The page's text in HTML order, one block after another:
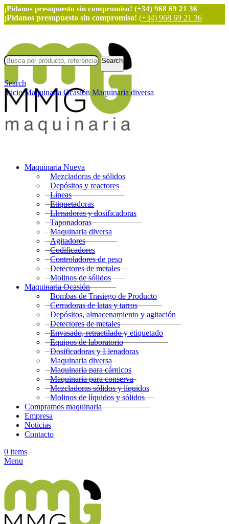
¡Pídanos presupuesto sin compromiso! (+34) 968 69 21 36
¡Pídanos presupuesto sin compromiso! (+34) 968 69 21 36
Maquinaria Nueva
Mezcladoras de sólidos
Depósitos y reactores
Líneas
Etiquetadoras
Llenadoras y dosificadoras
Taponadoras
Maquinaria diversa
Agitadores
Codificadores
Controladores de peso
Detectores de metales
Molinos de sólidos
Maquinaria Ocasión
Bombas de Trasiego de Producto
Cerradoras de latas y tarros
Depósitos, almacenamiento y agitación
Detectores de metales
Envasado, retractilado y etiquetado
Equipos de laboratorio
Dosificadoras y Llenadoras
Maquinaria diversa
Maquinaria para cárnicos
Maquinaria para conserva
Mezcladoras sólidos y líquidos
Molinos de líquidos y sólidos
Compramos maquinaria
Empresa
Noticias
Contacto
0 items
Menu
Search
Search
InicioMaquinaria Ocasión Maquinaria diversa